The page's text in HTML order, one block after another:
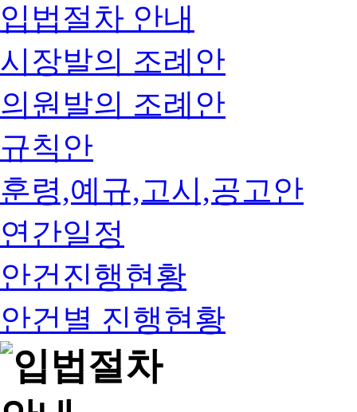
입법절차 안내
시장발의 조례안
의원발의 조례안
규칙안
훈령,예규,고시,공고안
연간일정
안건진행현황
안건별 진행현황